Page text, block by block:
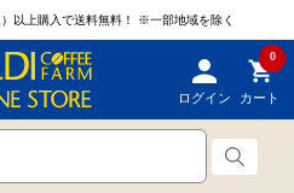
以上購入で送料無料！ ※一部地域を除く
ログイン
0
カート